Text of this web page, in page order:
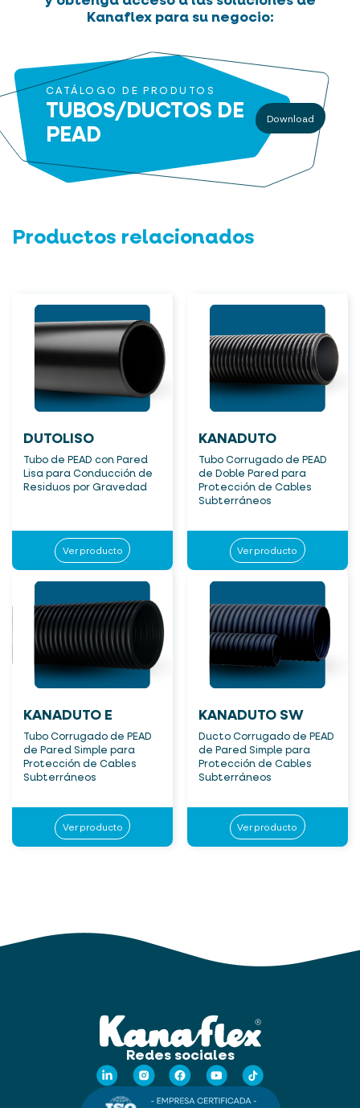
Kanaflex para su negocio:
CATÁLOGO DE PRODUTOS
TUBOS/DUCTOS DE
PEAD
Download
Productos relacionados
DUTOLISO
Tubo de PEAD con Pared
Lisa para Conducción de
Residuos por Gravedad
Ver producto
KANADUTO
Tubo Corrugado de PEAD
de Doble Pared para
Protección de Cables
Subterráneos
Ver producto
KANADUTO E
Tubo Corrugado de PEAD
de Pared Simple para
Protección de Cables
Subterráneos
Ver producto
KANADUTO SW
Ducto Corrugado de PEAD
de Pared Simple para
Protección de Cables
Subterráneos
Ver producto
Redes sociales